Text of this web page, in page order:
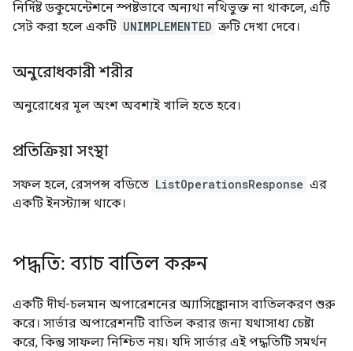
নির্দিষ্ট ডকুমেন্টেশনে স্পষ্টভাবে অন্যথা নথিভুক্ত না থাকলে, এটি
সেট করা হলে একটি UNIMPLEMENTED ত্রুটি দেখা দেবে।
অনুরোধকারী শরীর
অনুরোধের মূল অংশ অবশ্যই খালি হতে হবে।
প্রতিক্রিয়া সংস্থা
সফল হলে, রেসপন্স বডিতে ListOperationsResponse এর
একটি ইনস্ট্যান্স থাকে।
পদ্ধতি: ব্যাচ বাতিল করুন
একটি দীর্ঘ-চলমান অপারেশনের অ্যাসিঙ্ক্রোনাস বাতিলকরণ শুরু
করে। সার্ভার অপারেশনটি বাতিল করার জন্য যথাসাধ্য চেষ্টা
করে, কিন্তু সাফল্য নিশ্চিত নয়। যদি সার্ভার এই পদ্ধতিটি সমর্থন